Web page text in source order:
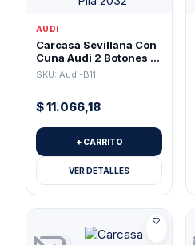
AUDI
Carcasa Sevillana Con
Cuna Audi 2 Botones +
Pánico Para Pila 2032
SKU: Audi-B11
$11.066,18
+ CARRITO
VER DETALLES